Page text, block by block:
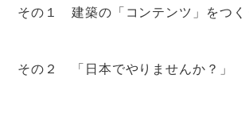
その１ 建築の「コンテンツ」をつく
その２ 「日本でやりませんか？」